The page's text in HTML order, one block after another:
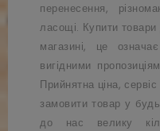
перенесення,
ласощі. Купити товари
магазині, це
вигідними
Прийнятна ціна,
замовити товар у
до нас велику